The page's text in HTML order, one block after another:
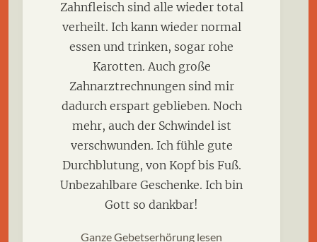
Zahnfleisch sind alle wieder total
verheilt. Ich kann wieder normal
essen und trinken, sogar rohe
Karotten. Auch große
Zahnarztrechnungen sind mir
dadurch erspart geblieben. Noch
mehr, auch der Schwindel ist
verschwunden. Ich fühle gute
Durchblutung, von Kopf bis Fuß.
Unbezahlbare Geschenke. Ich bin
Gott so dankbar!
Ganze Gebetserhörung lesen